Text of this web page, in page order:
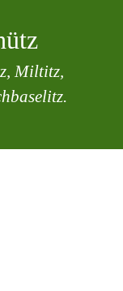
Miltitz,